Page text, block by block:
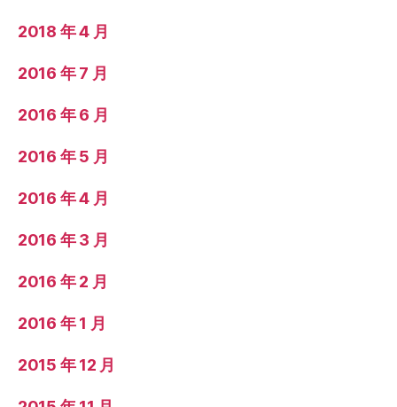
2018 年 4 月
2016 年 7 月
2016 年 6 月
2016 年 5 月
2016 年 4 月
2016 年 3 月
2016 年 2 月
2016 年 1 月
2015 年 12 月